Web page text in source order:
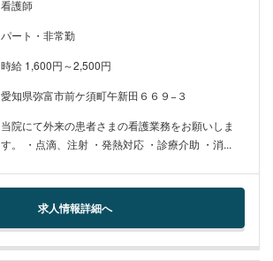
看護師
パート・非常勤
時給 1,600円～2,500円
愛知県弥富市前ケ須町午新田６６９−３
当院にて外来の患者さまの看護業務をお願いしま
す。 ・点滴、注射 ・発熱対応 ・診療介助 ・消...
求人情報詳細へ